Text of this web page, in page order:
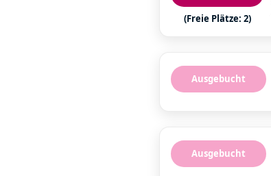
(Freie Plätze: 2)
Ausgebucht
Ausgebucht